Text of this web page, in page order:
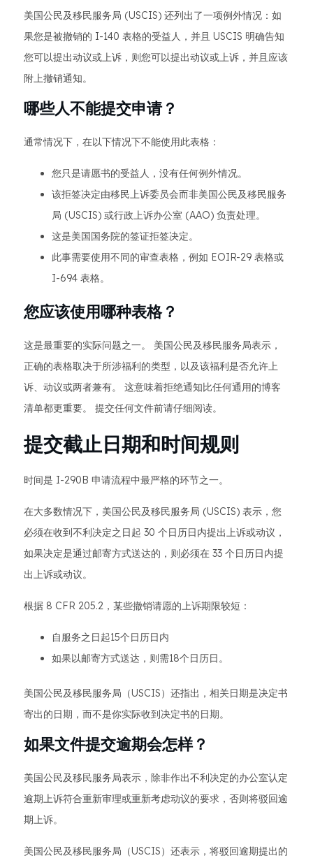
美国公民及移民服务局 (USCIS) 还列出了一项例外情况：如
果您是被撤销的 I-140 表格的受益人，并且 USCIS 明确告知
您可以提出动议或上诉，则您可以提出动议或上诉，并且应该
附上撤销通知。
哪些人不能提交申请？
通常情况下，在以下情况下不能使用此表格：
您只是请愿书的受益人，没有任何例外情况。
该拒签决定由移民上诉委员会而非美国公民及移民服务
局 (USCIS) 或行政上诉办公室 (AAO) 负责处理。
这是美国国务院的签证拒签决定。
此事需要使用不同的审查表格，例如 EOIR-29 表格或
I-694 表格。
您应该使用哪种表格？
这是最重要的实际问题之一。 美国公民及移民服务局表示，
正确的表格取决于所涉福利的类型，以及该福利是否允许上
诉、动议或两者兼有。 这意味着拒绝通知比任何通用的博客
清单都更重要。 提交任何文件前请仔细阅读。
提交截止日期和时间规则
时间是 I-290B 申请流程中最严格的环节之一。
在大多数情况下，美国公民及移民服务局 (USCIS) 表示，您
必须在收到不利决定之日起 30 个日历日内提出上诉或动议，
如果决定是通过邮寄方式送达的，则必须在 33 个日历日内提
出上诉或动议。
根据 8 CFR 205.2，某些撤销请愿的上诉期限较短：
自服务之日起15个日历日内
如果以邮寄方式送达，则需18个日历日。
美国公民及移民服务局（USCIS）还指出，相关日期是决定书
寄出的日期，而不是你实际收到决定书的日期。
如果文件提交逾期会怎样？
美国公民及移民服务局表示，除非作出不利决定的办公室认定
逾期上诉符合重新审理或重新考虑动议的要求，否则将驳回逾
期上诉。
美国公民及移民服务局（USCIS）还表示，将驳回逾期提出的